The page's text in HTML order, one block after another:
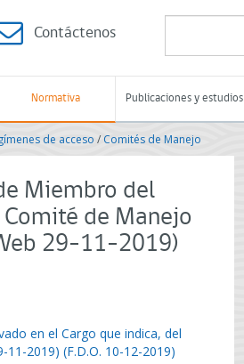
Contáctenos
Normativa Publicaciones y estudios
de acceso / Comités de Manejo
Miembro del
de Manejo
29-11-2019)
en el Cargo que indica, del
2019) (F.D.O. 10-12-2019)